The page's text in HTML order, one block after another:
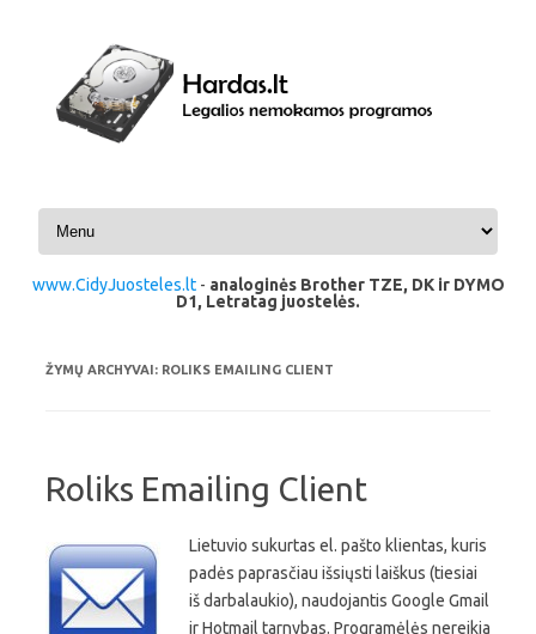
Pereiti prie turinio
www.CidyJuosteles.lt- analoginės Brother TZE, DK ir DYMO
D1, Letratag juostelės.
ŽYMŲ ARCHYVAI: ROLIKS EMAILING CLIENT
Roliks Emailing Client
Lietuvio sukurtas el. pašto klientas, kuris
padės paprasčiau išsiųsti laiškus (tiesiai
iš darbalaukio), naudojantis Google Gmail
ir Hotmail tarnybas. Programėlės nereikia